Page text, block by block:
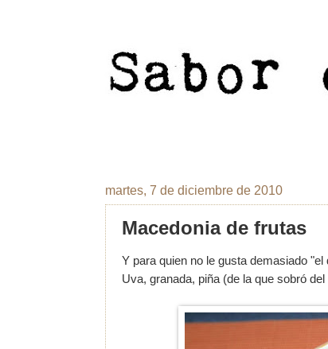
martes, 7 de diciembre de 2010
Macedonia de frutas
Y para quien no le gusta demasiado
Uva, granada, piña (de la que sobró del